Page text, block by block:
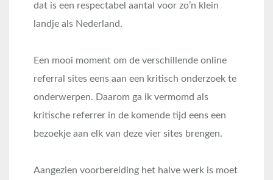
dat is een respectabel aantal voor zo’n klein
landje als Nederland.
Een mooi moment om de verschillende online
referral sites eens aan een kritisch onderzoek te
onderwerpen. Daarom ga ik vermomd als
kritische referrer in de komende tijd eens een
bezoekje aan elk van deze vier sites brengen.
Aangezien voorbereiding het halve werk is moet